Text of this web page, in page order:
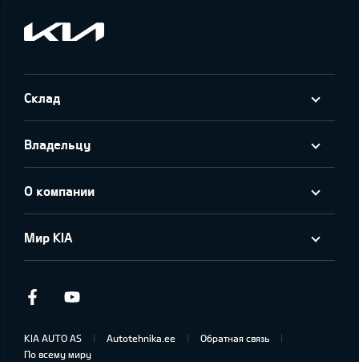
Склад
Владельцу
О компании
Мир KIA
Facebook
KIA AUTO AS Autotehnika.ee
Обратная связь
По всему миру